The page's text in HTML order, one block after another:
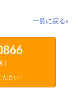
一覧に戻る»
さい！